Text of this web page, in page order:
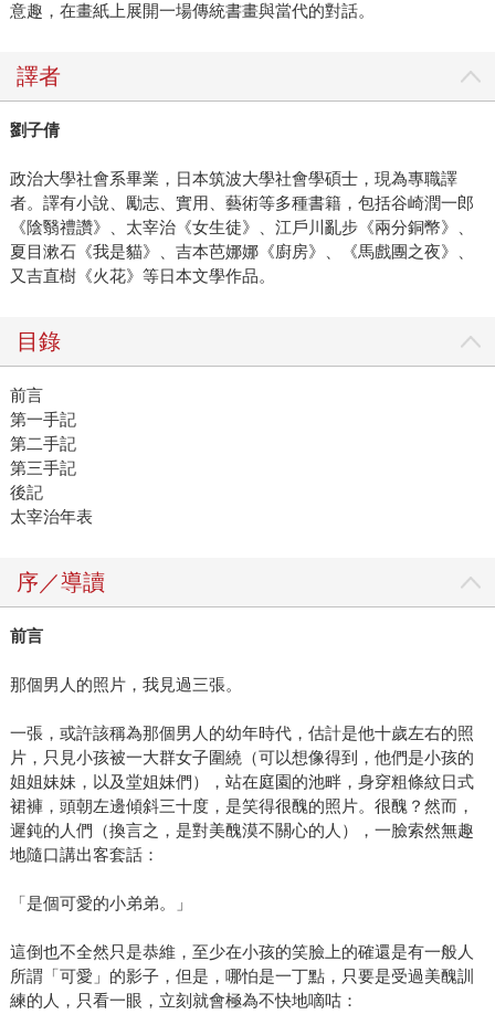
意趣，在畫紙上展開一場傳統書畫與當代的對話。
譯者
劉子倩
政治大學社會系畢業，日本筑波大學社會學碩士，現為專職譯
者。譯有小說、勵志、實用、藝術等多種書籍，包括谷崎潤一郎
《陰翳禮讚》、太宰治《女生徒》、江戶川亂步《兩分銅幣》、
夏目漱石《我是貓》、吉本芭娜娜《廚房》、《馬戲團之夜》、
又吉直樹《火花》等日本文學作品。
目錄
前言
第一手記
第二手記
第三手記
後記
太宰治年表
序／導讀
前言
那個男人的照片，我見過三張。
一張，或許該稱為那個男人的幼年時代，估計是他十歲左右的照
片，只見小孩被一大群女子圍繞（可以想像得到，他們是小孩的
姐姐妹妹，以及堂姐妹們），站在庭園的池畔，身穿粗條紋日式
裙褲，頭朝左邊傾斜三十度，是笑得很醜的照片。很醜？然而，
遲鈍的人們（換言之，是對美醜漠不關心的人），一臉索然無趣
地隨口講出客套話：
「是個可愛的小弟弟。」
這倒也不全然只是恭維，至少在小孩的笑臉上的確還是有一般人
所謂「可愛」的影子，但是，哪怕是一丁點，只要是受過美醜訓
練的人，只看一眼，立刻就會極為不快地嘀咕：